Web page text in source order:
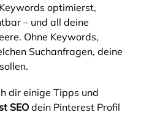
optimierst,
– und all deine
Ohne Keywords,
Suchanfragen, deine
dir einige Tipps und
SEO dein Pinterest Profil